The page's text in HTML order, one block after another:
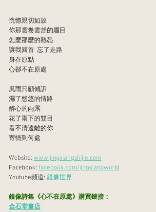
恍惚親切如故
你那雲卷雲舒的眉目
怎麼那麼的熟悉
讓我回首  忘了走路
身在原點
心卻不在原處
風雨只顧傾訴
濕了悠悠的情路
醉心的雨露
花了雨下的雙目
看不清遠離的你
寄情到何處
Website: www.jingxiangshijie.com
Facebook: facebook.com/jingxiangworld
Youtube頻道: 鏡像世界
鏡像詩集《心不在原處》購買鏈接：
金石堂書店